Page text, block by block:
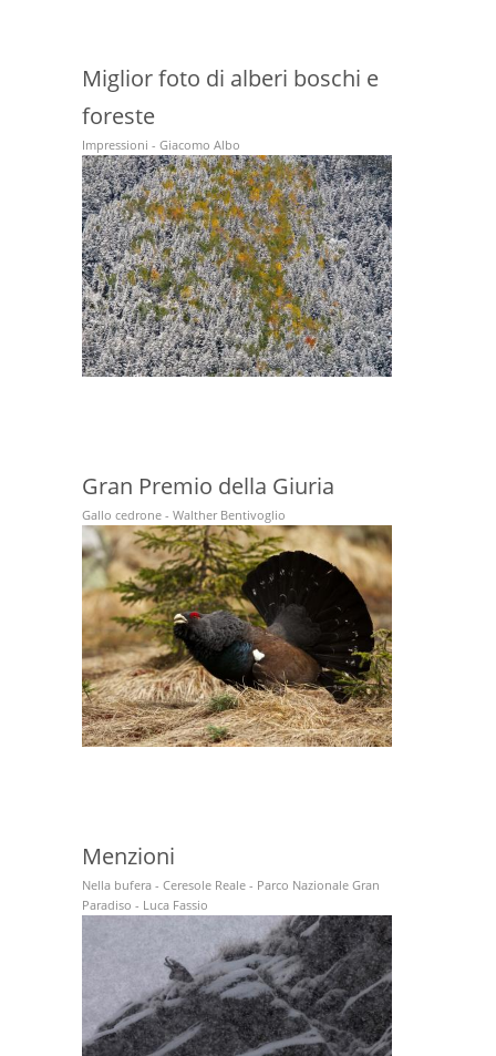
Miglior foto di alberi boschi e
foreste
Impressioni - Giacomo Albo
Gran Premio della Giuria
Gallo cedrone - Walther Bentivoglio
Menzioni
Nella bufera - Ceresole Reale - Parco Nazionale Gran
Paradiso - Luca Fassio